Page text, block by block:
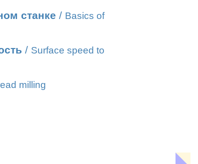
станке / Basics of
/ Surface speed to
milling